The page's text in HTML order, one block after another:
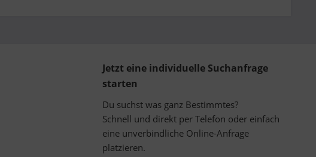
Jetzt eine individuelle Suchanfrage
starten
Du suchst was ganz Bestimmtes?
Schnell und direkt per Telefon oder einfach
eine unverbindliche Online-Anfrage
platzieren.